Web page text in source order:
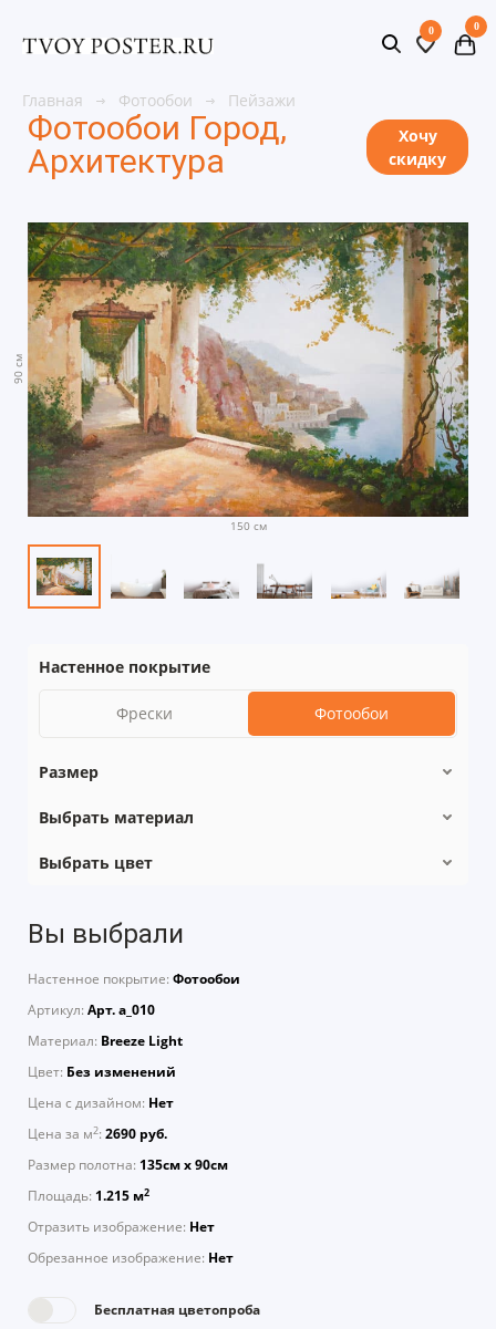
0 0
Главная Фотообои Пейзажи
Фотообои Город,
Архитектура
Хочу
скидку
Настенное покрытие
Фрески Фотообои
Размер
Выбрать материал
Выбрать цвет
90 см
150 см
Вы выбрали
Настенное покрытие: Фотообои
Артикул: Арт. a_010
Материал: Breeze Light
Цвет: Без изменений
Цена с дизайном: Нет
Цена за м2: 2690 руб.
Размер полотна: 135см х 90см
Площадь: 1.215 м2
Отразить изображение: Нет
Обрезанное изображение: Нет
Бесплатная цветопроба